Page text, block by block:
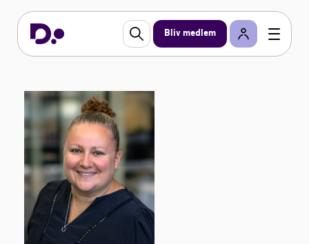
Bliv medlem